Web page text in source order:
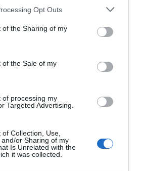
app uses one or more Google
or usage behaviour. You may click to
to Google and its third-party tags to
specified purposes in below Google
Opt Outs
of the Sharing of my
of the Sale of my
of processing my
Targeted Advertising.
Collection, Use,
or Sharing of my
Is Unrelated with the
it was collected.
ηγούνται της
ότι η μοιραία
του εγκλήματος
ο δράστης αντιλήφθηκε
(SMS) στο κινητό της
έκθεση, ο
της περισσότερα από 45
μαχαίρι.